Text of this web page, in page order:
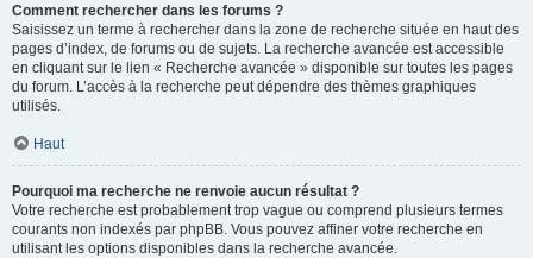
Comment rechercher dans les forums ?
Saisissez un terme à rechercher dans la zone de recherche située en haut des
pages d’index, de forums ou de sujets. La recherche avancée est accessible
en cliquant sur le lien « Recherche avancée » disponible sur toutes les pages
du forum. L’accès à la recherche peut dépendre des thèmes graphiques
utilisés.
Haut
Pourquoi ma recherche ne renvoie aucun résultat ?
Votre recherche est probablement trop vague ou comprend plusieurs termes
courants non indexés par phpBB. Vous pouvez affiner votre recherche en
utilisant les options disponibles dans la recherche avancée.